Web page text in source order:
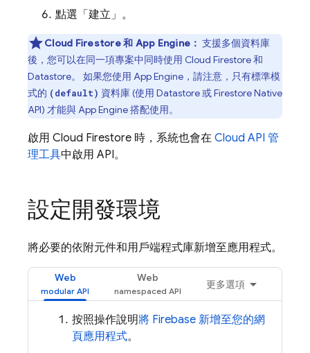
點選「建立」 。
Cloud Firestore和 App Engine ： 支援多個資料庫
後，您可以在同一項專案中同時使用 Cloud Firestore和
Datastore。 如果您使用 App Engine ，請注意，只有標準模
式的 (default) 資料庫 (使用 Datastore 或 Firestore Native
API) 才能與App Engine搭配使用。
啟用 Cloud Firestore 時，系統也會在 Cloud API 管
理工具中啟用 API。
設定開發環境
將必要的依附元件和用戶端程式庫新增至應用程式。
Web Web
更多選項
按照操作說明將 Firebase 新增至您的網
頁應用程式。